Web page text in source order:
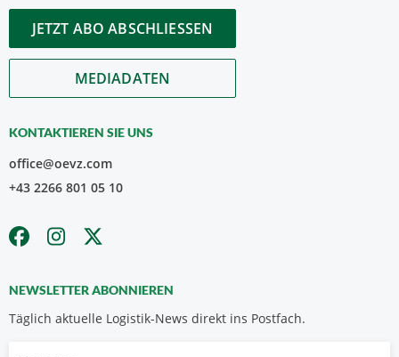
JETZT ABO ABSCHLIESSEN
MEDIADATEN
KONTAKTIEREN SIE UNS
office@oevz.com
+43 2266 801 05 10
NEWSLETTER ABONNIEREN
Täglich aktuelle Logistik-News direkt ins Postfach.